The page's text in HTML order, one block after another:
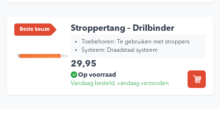
Beste keuze Stroppertang – Drilbinder
Toebehoren:
Te gebruiken met stroppers
Systeem: Draadstaal systeem
29,95
Op voorraad
Vandaag besteld, vandaag verzonden